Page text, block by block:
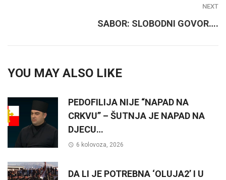
NEXT
SABOR: SLOBODNI GOVOR….
YOU MAY ALSO LIKE
PEDOFILIJA NIJE “NAPAD NA
CRKVU” – ŠUTNJA JE NAPAD NA
DJECU…
6 kolovoza, 2026
DA LI JE POTREBNA ‘OLUJA2’ I U